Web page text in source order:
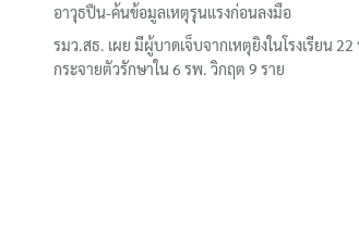
อาวุธปืน-ค้นข้อมูลเหตุรุนแรงก่อนลงมือ
รมว.สธ. เผย มีผู้บาดเจ็บจากเหตุยิงในโรงเรียน 22
กระจายตัวรักษาใน 6 รพ. วิกฤต 9 ราย